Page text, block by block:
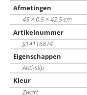
Afmetingen
45 × 0.5 × 42.5 cm
Artikelnummer
JJ14116874
Eigenschappen
Anti-slip
Kleur
Zwart